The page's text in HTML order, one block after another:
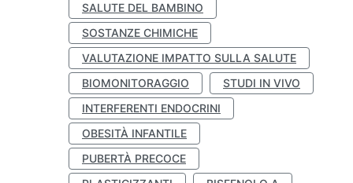
SALUTE DEL BAMBINO
SOSTANZE CHIMICHE
VALUTAZIONE IMPATTO SULLA SALUTE
BIOMONITORAGGIO
STUDI IN VIVO
INTERFERENTI ENDOCRINI
OBESITÀ INFANTILE
PUBERTÀ PRECOCE